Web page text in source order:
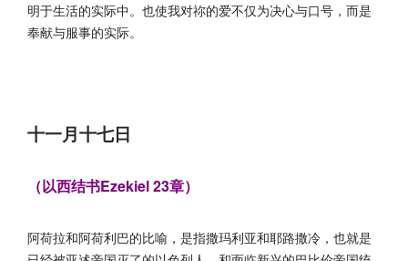
明于生活的实际中。也使我对祢的爱不仅为决心与口号，而是
奉献与服事的实际。
十一月十七日
（以西结书Ezekiel 23章）
阿荷拉和阿荷利巴的比喻，是指撒玛利亚和耶路撒冷，也就是